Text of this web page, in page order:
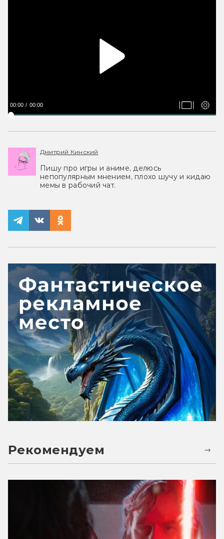
00:00 00:00
Дмитрий Кинский
Пишу про игры и аниме, делюсь
непопулярным мнением, плохо шучу и кидаю
мемы в рабочий чат.
Рекомендуем